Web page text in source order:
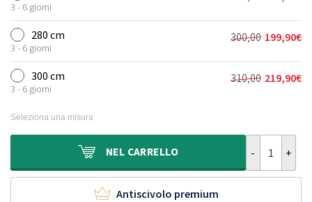
era:
155,00€.
è:
109,90€.
3 - 6 giorni
prezzo
originale
era:
210,00€.
prezzo
attuale
è:
149,90€.
280 cm
3 - 6 giorni
300,00
Il
prezzo
originale
era:
199,90€
Il
prezzo
attuale
è:
300 cm
3 - 6 giorni
310,00
Il
310,00€.
219,90€
Il
219,90€.
Seleziona una misura
NEL CARRELLO
Antiscivolo premium